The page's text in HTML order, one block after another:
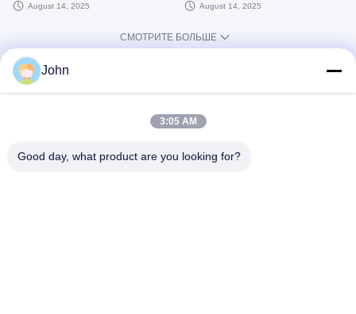
August 14, 2025 August 14, 2025
СМОТРИТЕ БОЛЬШЕ
Другие Видео
John
3:05 AM
Good day, what product are you looking for?